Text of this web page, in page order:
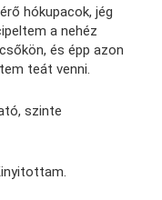
hókupacok, jég
a nehéz
és épp azon
teát venni.
szinte